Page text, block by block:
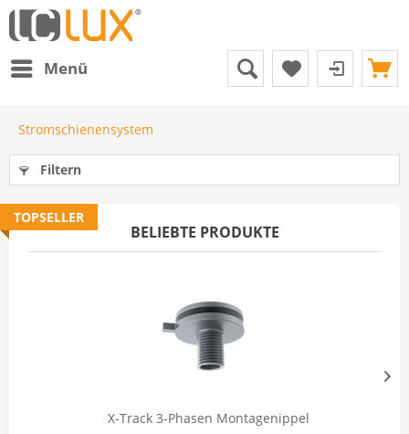
Menü
Stromschienensystem
Filtern
TOPSELLER
BELIEBTE PRODUKTE
X-Track 3-Phasen Montagenippel